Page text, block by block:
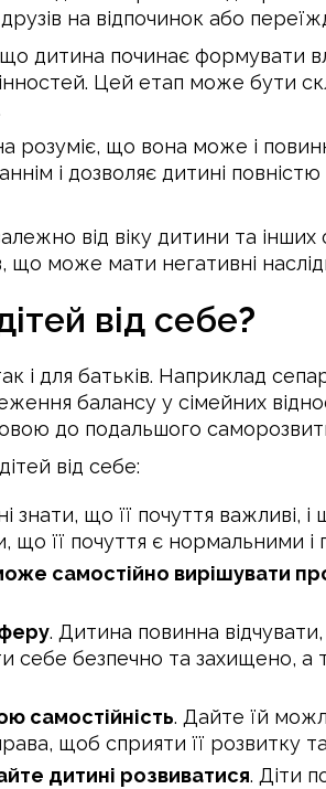
на відпочинок або
дитина починає формувати
Цей етап може бути
розуміє, що вона може і
і дозволяє дитині
від віку дитини та
що може мати негативні
від себе?
і для батьків. Наприклад
балансу у сімейних
до подальшого
від себе:
знати, що її почуття важливі,
що її почуття є нормальними
самостійно вирішувати
. Дитина повинна
себе безпечно та захищено, а
самостійність. Дайте їй
щоб сприяти її розвитку
дитині розвиватися. Діти